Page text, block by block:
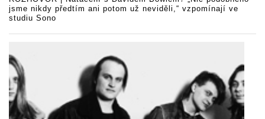
jsme nikdy předtím ani potom už neviděli,“ vzpomínají ve
studiu Sono